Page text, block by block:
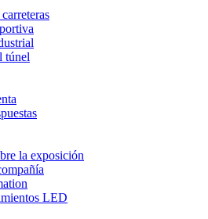
túnel
la exposición
LED